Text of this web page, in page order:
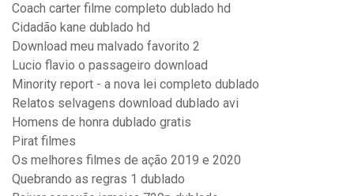
Coach carter filme completo dublado hd
Cidadão kane dublado hd
Download meu malvado favorito 2
Lucio flavio o passageiro download
Minority report - a nova lei completo dublado
Relatos selvagens download dublado avi
Homens de honra dublado gratis
Pirat filmes
Os melhores filmes de ação 2019 e 2020
Quebrando as regras 1 dublado